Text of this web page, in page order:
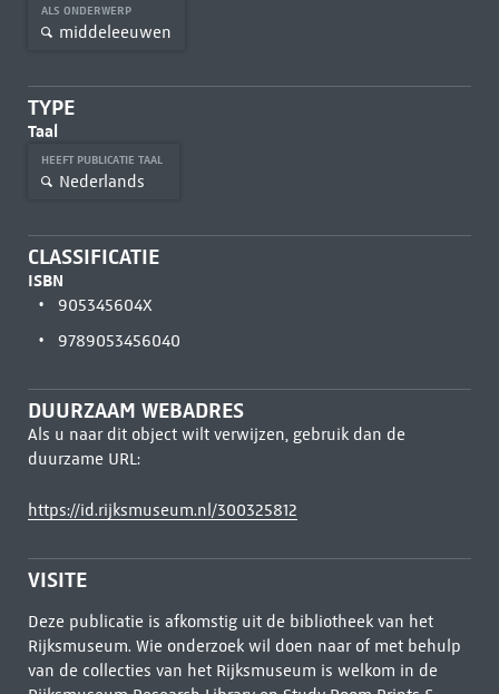
ALS ONDERWERP
middeleeuwen
TYPE
Taal
HEEFT PUBLICATIE TAAL
Nederlands
CLASSIFICATIE
ISBN
905345604X
9789053456040
DUURZAAM WEBADRES
Als u naar dit object wilt verwijzen, gebruik dan de
duurzame URL:
https://id.rijksmuseum.nl/300325812
VISITE
Deze publicatie is afkomstig uit de bibliotheek van het
Rijksmuseum. Wie onderzoek wil doen naar of met behulp
van de collecties van het Rijksmuseum is welkom in de